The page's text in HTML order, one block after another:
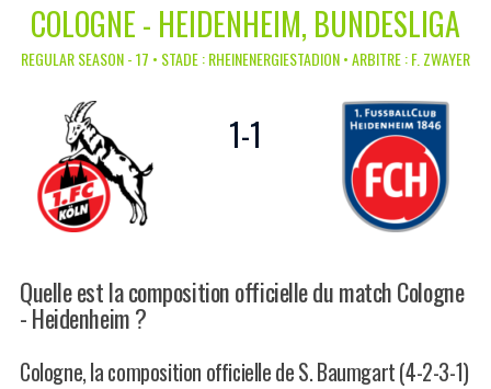
COLOGNE - HEIDENHEIM, BUNDESLIGA
REGULAR SEASON - 17 • STADE : RHEINENERGIESTADION • ARBITRE : F. ZWAYER
1-1
Quelle est la composition officielle du match Cologne
- Heidenheim ?
Cologne, la composition officielle de S. Baumgart (4-2-3-1)